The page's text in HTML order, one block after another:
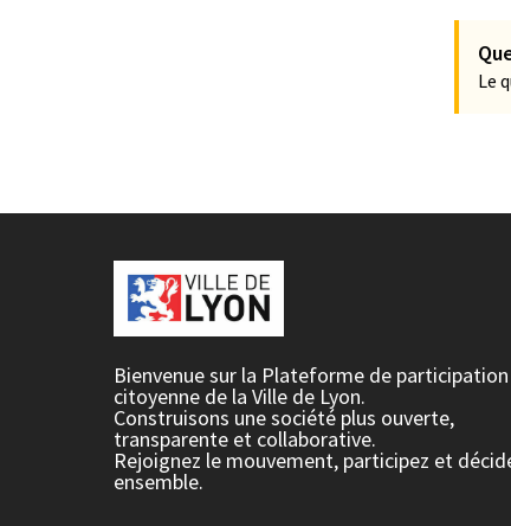
Le
Bienvenue sur la Plateforme de participation
citoyenne de la Ville de Lyon.
Construisons une société plus ouverte,
transparente et collaborative.
Rejoignez le mouvement, participez et
ensemble.